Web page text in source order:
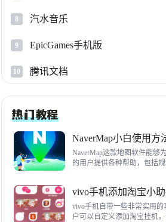
8 汽水音乐
9 EpicGames手机版
10 腾讯文档
NaverMap这款地图软件能够
的用户提供各种帮助，包括
教程，希望对各位有帮助。
vivo手机自带一些非常实用的
户可以自定义添加淘宝挂机